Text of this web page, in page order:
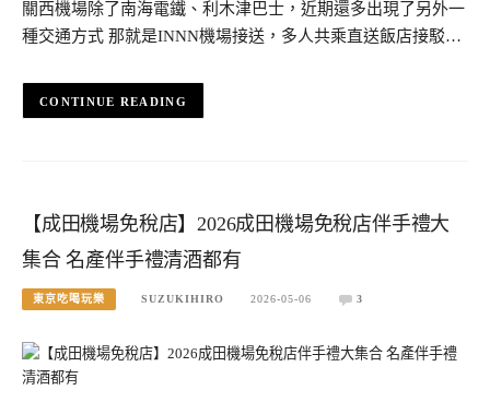
關西機場除了南海電鐵、利木津巴士，近期還多出現了另外一
種交通方式 那就是INNN機場接送，多人共乘直送飯店接駁…
CONTINUE READING
【成田機場免稅店】2026成田機場免稅店伴手禮大
集合 名產伴手禮清酒都有
東京吃喝玩樂 SUZUKIHIRO 2026-05-06 3